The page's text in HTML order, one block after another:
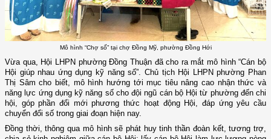
Mô hình “Chợ số” tại chợ Đồng Mỹ, phường Đồng Hới
Vừa qua, Hội LHPN phường Đồng Thuận đã cho ra mắt mô hình “Cán bộ
Hội giúp nhau ứng dụng kỹ năng số”. Chủ tịch Hội LHPN phường Phan
Thị Sâm cho biết, mô hình hướng tới mục tiêu nâng cao nhận thức và
năng lực ứng dụng kỹ năng số cho đội ngũ cán bộ Hội từ phường đến chi
hội, góp phần đổi mới phương thức hoạt động Hội, đáp ứng yêu cầu
chuyển đổi số trong giai đoạn hiện nay.
Đồng thời, thông qua mô hình sẽ phát huy tinh thần đoàn kết, tương trợ,